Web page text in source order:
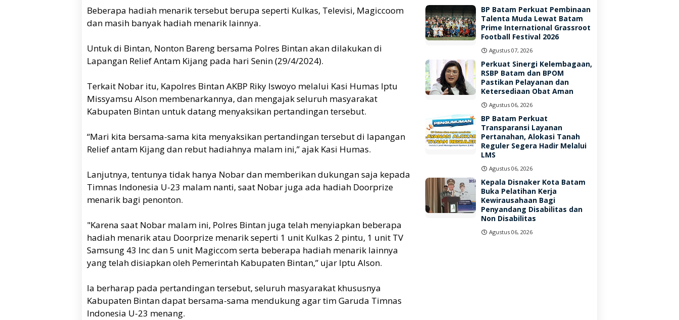
Beberapa hadiah menarik tersebut berupa seperti Kulkas, Televisi, Magiccoom
dan masih banyak hadiah menarik lainnya.
Untuk di Bintan, Nonton Bareng bersama Polres Bintan akan dilakukan di
Lapangan Relief Antam Kijang pada hari Senin (29/4/2024).
Terkait Nobar itu, Kapolres Bintan AKBP Riky Iswoyo melalui Kasi Humas Iptu
Missyamsu Alson membenarkannya, dan mengajak seluruh masyarakat
Kabupaten Bintan untuk datang menyaksikan pertandingan tersebut.
“Mari kita bersama-sama kita menyaksikan pertandingan tersebut di lapangan
Relief antam Kijang dan rebut hadiahnya malam ini,” ajak Kasi Humas.
Lanjutnya, tentunya tidak hanya Nobar dan memberikan dukungan saja kepada
Timnas Indonesia U-23 malam nanti, saat Nobar juga ada hadiah Doorprize
menarik bagi penonton.
"Karena saat Nobar malam ini, Polres Bintan juga telah menyiapkan beberapa
hadiah menarik atau Doorprize menarik seperti 1 unit Kulkas 2 pintu, 1 unit TV
Samsung 43 Inc dan 5 unit Magiccom serta beberapa hadiah menarik lainnya
yang telah disiapkan oleh Pemerintah Kabupaten Bintan,” ujar Iptu Alson.
Ia berharap pada pertandingan tersebut, seluruh masyarakat khususnya
Kabupaten Bintan dapat bersama-sama mendukung agar tim Garuda Timnas
Indonesia U-23 menang.
BP Batam Perkuat Pembinaan
Talenta Muda Lewat Batam
Prime International Grassroot
Football Festival 2026
Agustus 07, 2026
Perkuat Sinergi Kelembagaan,
RSBP Batam dan BPOM
Pastikan Pelayanan dan
Ketersediaan Obat Aman
Agustus 06, 2026
BP Batam Perkuat
Transparansi Layanan
Pertanahan, Alokasi Tanah
Reguler Segera Hadir Melalui
LMS
Agustus 06, 2026
Kepala Disnaker Kota Batam
Buka Pelatihan Kerja
Kewirausahaan Bagi
Penyandang Disabilitas dan
Non Disabilitas
Agustus 06, 2026